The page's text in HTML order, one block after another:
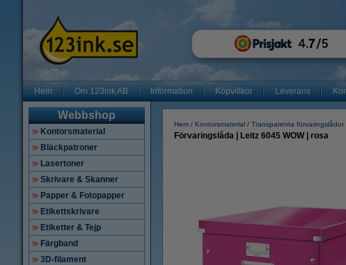
Hem Om 123ink AB Information Köpvillkor Leverans
Webbshop
Kontorsmaterial
Bläckpatroner
Lasertoner
Skrivare & Skanner
Papper & Fotopapper
Etikettskrivare
Etiketter & Tejp
Färgband
3D-filament
Hem Kontorsmaterial Transparenta förvaringslådor
Förvaringslåda | Leitz 6045 WOW | rosa